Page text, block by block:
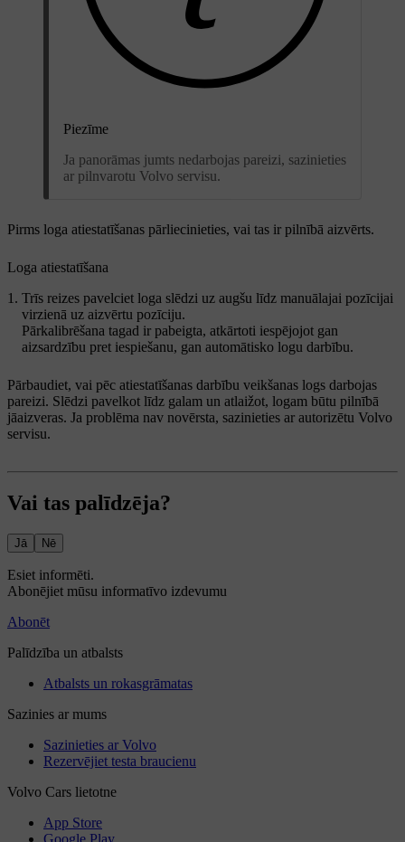
Piezīme
Ja panorāmas jumts nedarbojas pareizi, sazinieties
ar pilnvarotu Volvo servisu.
Pirms loga atiestatīšanas pārliecinieties, vai tas ir pilnībā aizvērts.
Loga atiestatīšana
Trīs reizes pavelciet loga slēdzi uz augšu līdz manuālajai pozīcijai
virzienā uz aizvērtu pozīciju.
Pārkalibrēšana tagad ir pabeigta, atkārtoti iespējojot gan
aizsardzību pret iespiešanu, gan automātisko logu darbību.
Pārbaudiet, vai pēc atiestatīšanas darbību veikšanas logs darbojas
pareizi. Slēdzi pavelkot līdz galam un atlaižot, logam būtu pilnībā
jāaizveras. Ja problēma nav novērsta, sazinieties ar autorizētu Volvo
servisu.
Vai tas palīdzēja?
Jā Nē